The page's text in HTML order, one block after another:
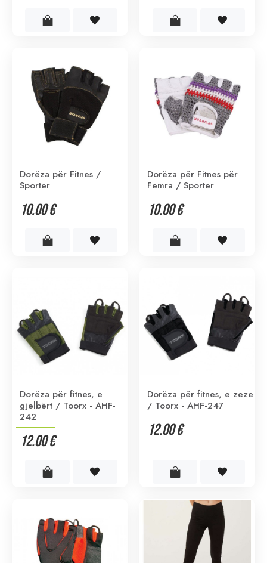
Dorëza për Fitnes /
Sporter
10.00 €
Dorëza për Fitnes për
Femra / Sporter
10.00 €
Dorëza për fitnes, e
gjelbërt / Toorx - AHF-
242
12.00 €
Dorëza për fitnes, e zeze
/ Toorx - AHF-247
12.00 €